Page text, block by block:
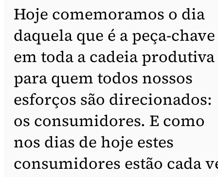
Hoje comemoramos o dia
daquela que é a peça-chave
em toda a cadeia produtiva
para quem todos nossos
esforços são direcionados:
os consumidores. E como
nos dias de hoje estes
consumidores estão cada